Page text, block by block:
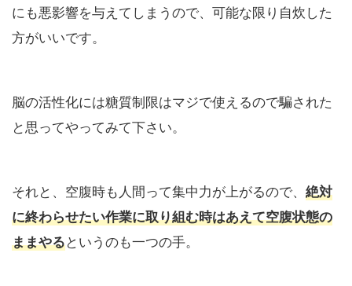
にも悪影響を与えてしまうので、可能な限り自炊した
方がいいです。
脳の活性化には糖質制限はマジで使えるので騙された
と思ってやってみて下さい。
それと、空腹時も人間って集中力が上がるので、 絶対
に終わらせたい作業に取り組む時はあえて空腹状態の
ままやるというのも一つの手。